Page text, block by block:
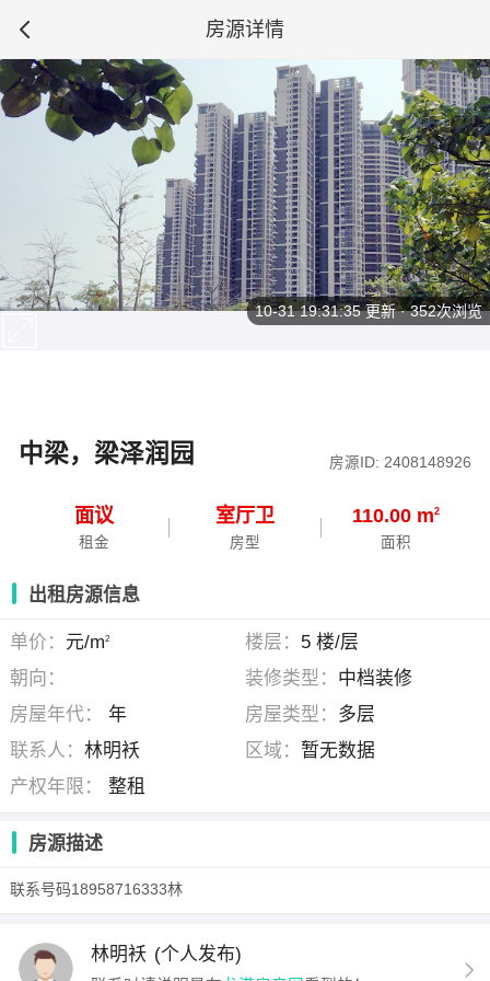
房源详情
中梁，梁泽润园 房源ID: 2408148926
面议
租金
室厅卫
房型
110.00 m2
面积
10-31 19:31:35更新 · 352次浏览
出租房源信息
单价： 元/m2 楼层： 5 楼/层
朝向：
装修类型： 中档装修
房屋年代：
年 房屋类型： 多层
联系人：林明袄 区域： 暂无数据
产权年限：
整租
房源描述
联系号码18958716333林
林明袄 (个人发布)